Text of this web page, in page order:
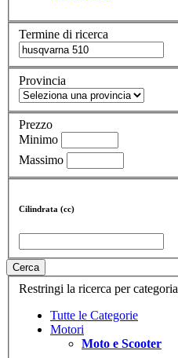
Termine di ricerca
Provincia
Prezzo
Minimo
Massimo
Cilindrata (cc)
Cerca
Restringi la ricerca per categoria
Tutte le Categorie
Motori
Moto e Scooter